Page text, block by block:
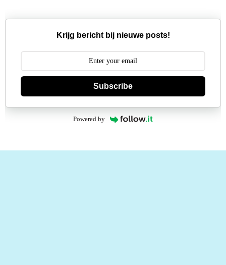
Krijg bericht bij nieuwe posts!
Subscribe
Powered by